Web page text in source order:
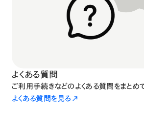
よくある質問
ご利用手続きなどのよくある質問をまとめて
よくある質問を見る